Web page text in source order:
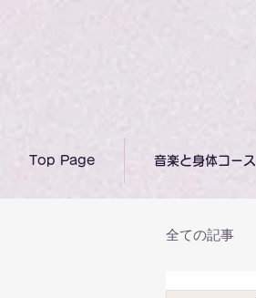
Top Page 音楽と身体コース
全ての記事